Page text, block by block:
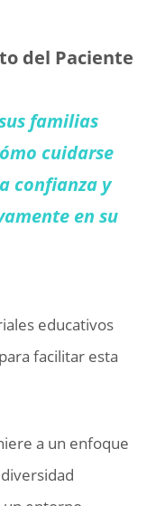
del Paciente
familias
cuidarse
confianza y
en su
educativos
facilitar esta
a un enfoque